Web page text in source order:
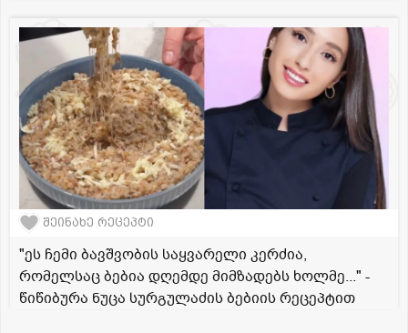
შეინახე რეცეპტი
"ეს ჩემი ბავშვობის საყვარელი კერძია,
რომელსაც ბებია დღემდე მიმზადებს ხოლმე..." -
წიწიბურა ნუცა სურგულაძის ბებიის რეცეპტით